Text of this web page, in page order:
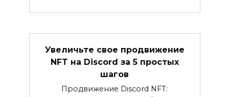
Увеличьте свое продвижение
NFT на Discord за 5 простых
шагов
Продвижение Discord NFT: